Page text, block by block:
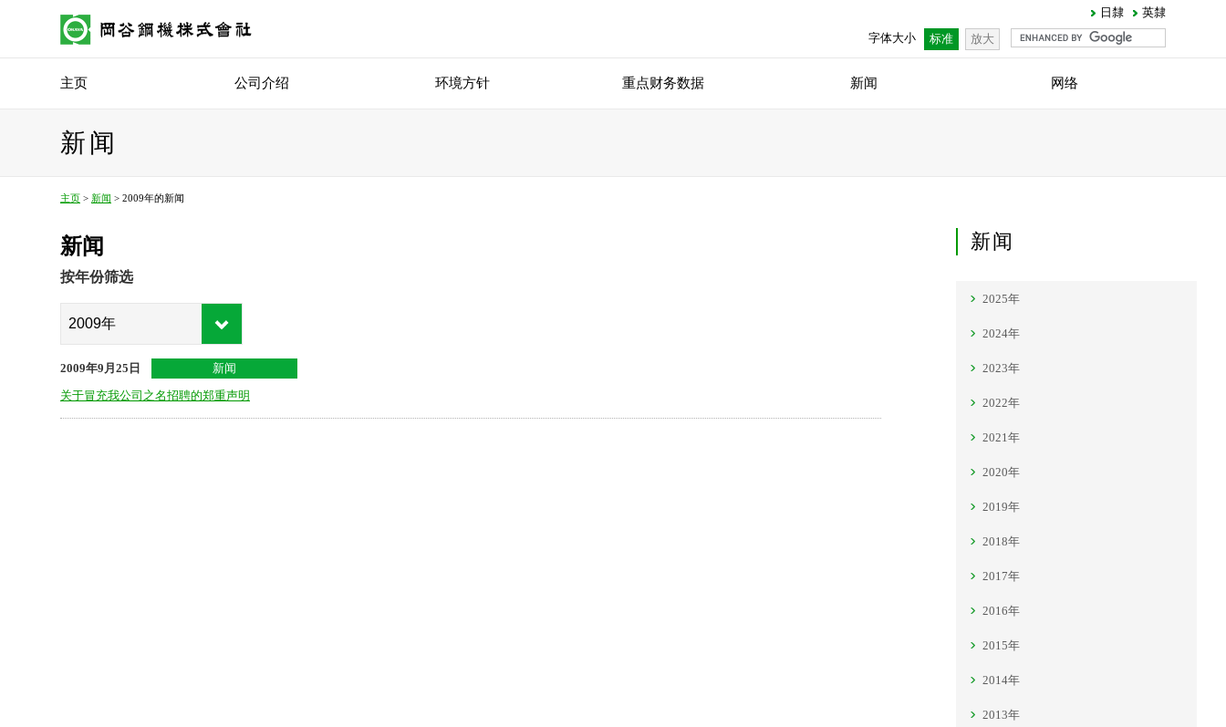
日隸
英隸
字体大小
标准 放大
主页 公司介绍 环境方针 重点财务数据 新闻 网络
新闻
主页 > 新闻 > 2009年的新闻
新闻
按年份筛选
2009年9月25日
新闻
关于冒充我公司之名招聘的郑重声明
新闻
2025年
2024年
2023年
2022年
2021年
2020年
2019年
2018年
2017年
2016年
2015年
2014年
2013年